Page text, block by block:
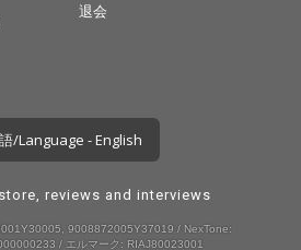
退会
/Language - English
reviews and interviews
9008872005Y37019 / NexTone:
/ エルマーク: RIAJ80023001